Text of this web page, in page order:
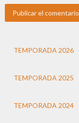
TEMPORADA 2026
TEMPORADA 2025
TEMPORADA 2024